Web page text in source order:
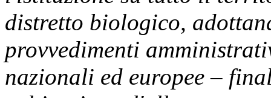
distretto biologico,
provvedimenti
nazionali ed europee –